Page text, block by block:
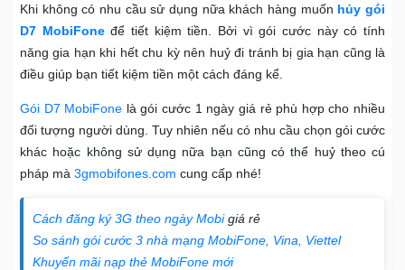
Khi không có nhu cầu sử dụng nữa khách hàng muốn hủy gói
D7 MobiFoneđể tiết kiệm tiền. Bởi vì gói cước này có tính
năng gia hạn khi hết chu kỳ nên huỷ đi tránh bị gia hạn cũng là
điều giúp bạn tiết kiệm tiền một cách đáng kể.
Gói D7 MobiFone là gói cước 1 ngày giá rẻ phù hợp cho nhiều
đối tượng người dùng. Tuy nhiên nếu có nhu cầu chọn gói cước
khác hoặc không sử dụng nữa bạn cũng có thể huỷ theo cú
pháp mà 3gmobifones.com cung cấp nhé!
Cách đăng ký 3G theo ngày Mobigiá rẻ
So sánh gói cước 3 nhà mạng MobiFone, Vina, Viettel
Khuyến mãi nạp thẻ MobiFone mới